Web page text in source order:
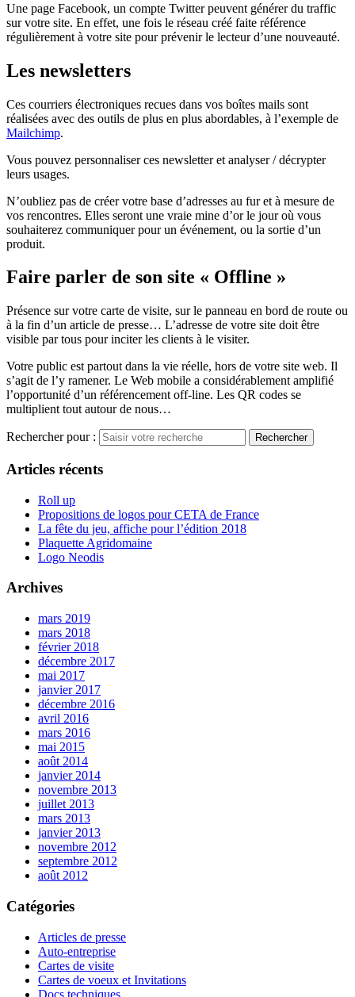
Une page Facebook, un compte Twitter peuvent générer du traffic
sur votre site. En effet, une fois le réseau créé faite référence
régulièrement à votre site pour prévenir le lecteur d’une nouveauté.
Les newsletters
Ces courriers électroniques recues dans vos boîtes mails sont
réalisées avec des outils de plus en plus abordables, à l’exemple de
Mailchimp.
Vous pouvez personnaliser ces newsletter et analyser / décrypter
leurs usages.
N’oubliez pas de créer votre base d’adresses au fur et à mesure de
vos rencontres. Elles seront une vraie mine d’or le jour où vous
souhaiterez communiquer pour un événement, ou la sortie d’un
produit.
Faire parler de son site « Offline »
Présence sur votre carte de visite, sur le panneau en bord de route ou
à la fin d’un article de presse… L’adresse de votre site doit être
visible par tous pour inciter les clients à le visiter.
Votre public est partout dans la vie réelle, hors de votre site web. Il
s’agit de l’y ramener. Le Web mobile a considérablement amplifié
l’opportunité d’un référencement off-line. Les QR codes se
multiplient tout autour de nous…
Rechercher pour :
Articles récents
Roll up
Propositions de logos pour CETA de France
La fête du jeu, affiche pour l’édition 2018
Plaquette Agridomaine
Logo Neodis
Archives
mars 2019
mars 2018
février 2018
décembre 2017
mai 2017
janvier 2017
décembre 2016
avril 2016
mars 2016
mai 2015
août 2014
janvier 2014
novembre 2013
juillet 2013
mars 2013
janvier 2013
novembre 2012
septembre 2012
août 2012
Catégories
Articles de presse
Auto-entreprise
Cartes de visite
Cartes de voeux et Invitations
Docs techniques